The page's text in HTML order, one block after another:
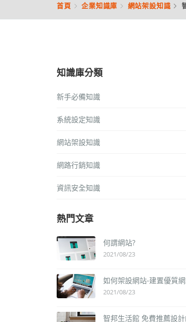
首頁 企業知識庫 網站架設知識
知識庫分類
新手必備知識
系統設定知識
網站架設知識
網路行銷知識
資訊安全知識
熱門文章
何謂網站?
2021/08/23
如何架設網站-建置優質
2021/08/23
智邦生活館 免費推薦設